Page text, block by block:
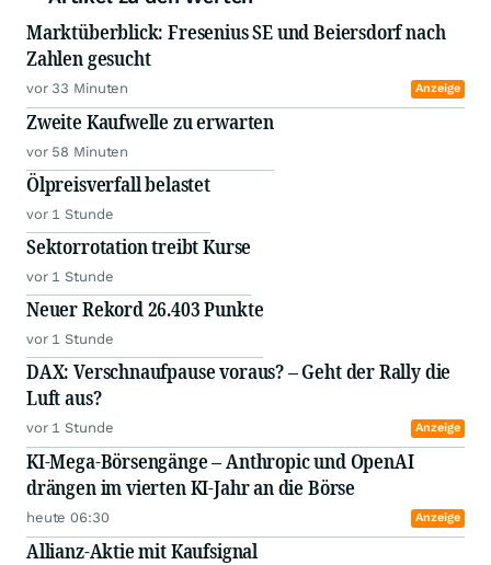
Marktüberblick: Fresenius SE und Beiersdorf nach
Zahlen gesucht
vor 33 Minuten Anzeige
Zweite Kaufwelle zu erwarten
vor 58 Minuten
Ölpreisverfall belastet
vor 1 Stunde
Sektorrotation treibt Kurse
vor 1 Stunde
Neuer Rekord 26.403 Punkte
vor 1 Stunde
DAX: Verschnaufpause voraus? – Geht der Rally die
Luft aus?
vor 1 Stunde Anzeige
KI-Mega-Börsengänge – Anthropic und OpenAI
drängen im vierten KI-Jahr an die Börse
heute 06:30 Anzeige
Allianz-Aktie mit Kaufsignal